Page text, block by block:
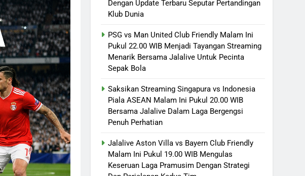
Dengan Update Terbaru Seputar Pertandingan
Klub Dunia
PSG vs Man United Club Friendly Malam Ini
Pukul 22.00 WIB Menjadi Tayangan Streaming
Menarik Bersama Jalalive Untuk Pecinta
Sepak Bola
Saksikan Streaming Singapura vs Indonesia
Piala ASEAN Malam Ini Pukul 20.00 WIB
Bersama Jalalive Dalam Laga Bergengsi
Penuh Perhatian
Jalalive Aston Villa vs Bayern Club Friendly
Malam Ini Pukul 19.00 WIB Mengulas
Keseruan Laga Pramusim Dengan Strategi